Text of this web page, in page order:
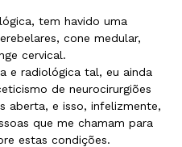
tem havido uma
cone medular,
cervical.
e radiológica tal, eu ainda
de neurocirurgiões
aberta, e isso, infelizmente,
que me chamam para
estas condições.